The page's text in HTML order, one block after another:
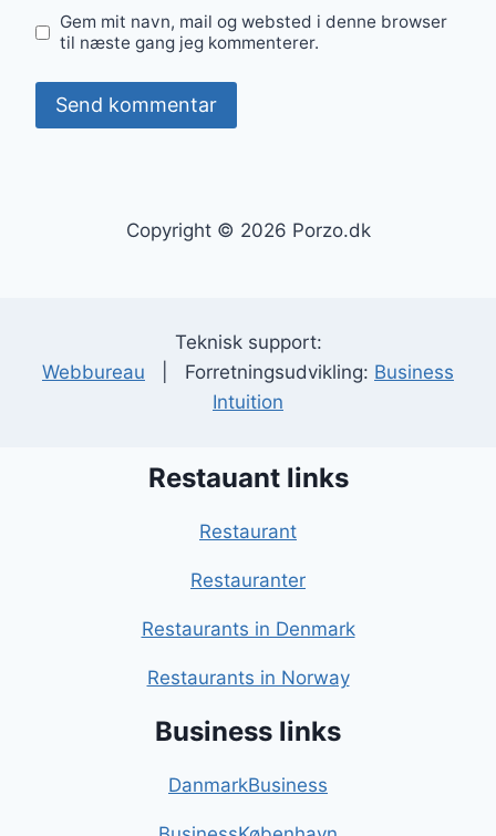
Gem mit navn, mail og websted i denne browser
til næste gang jeg kommenterer.
Copyright © 2026 Porzo.dk
Teknisk support:
Webbureau | Forretningsudvikling: Business
Intuition
Restauant links
Restaurant
Restauranter
Restaurants in Denmark
Restaurants in Norway
Business links
DanmarkBusiness